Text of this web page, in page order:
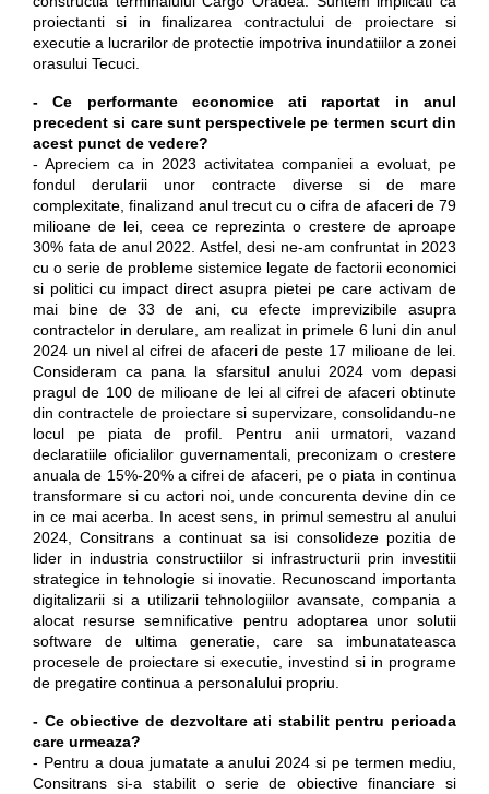
proiectanti si in finalizarea contractului de proiectare si
executie a lucrarilor de protectie impotriva inundatiilor a zonei
orasului Tecuci.
- Ce performante economice ati raportat in anul
precedent si care sunt perspectivele pe termen scurt din
acest punct de vedere?
- Apreciem ca in 2023 activitatea companiei a evoluat, pe
fondul derularii unor contracte diverse si de mare
complexitate, finalizand anul trecut cu o cifra de afaceri de 79
milioane de lei, ceea ce reprezinta o crestere de aproape
30% fata de anul 2022. Astfel, desi ne-am confruntat in 2023
cu o serie de probleme sistemice legate de factorii economici
si politici cu impact direct asupra pietei pe care activam de
mai bine de 33 de ani, cu efecte imprevizibile asupra
contractelor in derulare, am realizat in primele 6 luni din anul
2024 un nivel al cifrei de afaceri de peste 17 milioane de lei.
Consideram ca pana la sfarsitul anului 2024 vom depasi
pragul de 100 de milioane de lei al cifrei de afaceri obtinute
din contractele de proiectare si supervizare, consolidandu-ne
locul pe piata de profil. Pentru anii urmatori, vazand
declaratiile oficialilor guvernamentali, preconizam o crestere
anuala de 15%-20% a cifrei de afaceri, pe o piata in continua
transformare si cu actori noi, unde concurenta devine din ce
in ce mai acerba. In acest sens, in primul semestru al anului
2024, Consitrans a continuat sa isi consolideze pozitia de
lider in industria constructiilor si infrastructurii prin investitii
strategice in tehnologie si inovatie. Recunoscand importanta
digitalizarii si a utilizarii tehnologiilor avansate, compania a
alocat resurse semnificative pentru adoptarea unor solutii
software de ultima generatie, care sa imbunatateasca
procesele de proiectare si executie, investind si in programe
de pregatire continua a personalului propriu.
- Ce obiective de dezvoltare ati stabilit pentru perioada
care urmeaza?
- Pentru a doua jumatate a anului 2024 si pe termen mediu,
Consitrans si-a stabilit o serie de obiective financiare si